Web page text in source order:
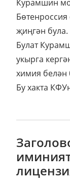
Курамшин
җиңгән була.
Булат
укырга
химия белән
Бу хакта